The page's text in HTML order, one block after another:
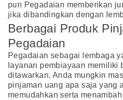
pun Pegadaian memberikan
jika dibandingkan dengan
Berbagai Produk
Pegadaian
Pegadaian sebagai lembaga
layanan pembiayaan memiliki
ditawarkan. Anda mungkin
pinjaman uang apa saja yang
memudahkan serta